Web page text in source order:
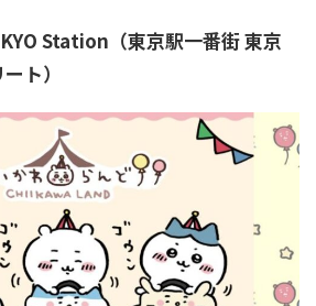
Station（東京駅一番街 東京
ト）